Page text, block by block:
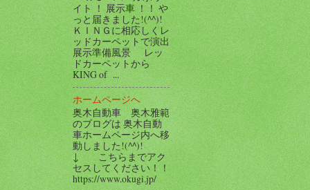
イト ！ 展示車 ！！ や
っと届きました!(^^)!
ＫＩＮＧに相応しくレ
ッドカーペットで演出
展示準備風景 レッ
ドカーペットから
KING of ...
ホームページへ
奥木自動車 奥木雅範
のブログは 奥木自動
車ホームページ内へ移
動しました!(^^)!
↓ こちらまでアク
セスしてください！！
https://www.okugi.jp/